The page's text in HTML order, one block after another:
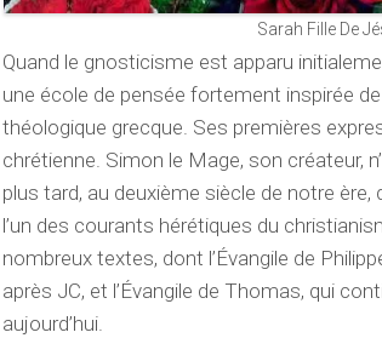
Sarah Fille De
Quand le gnosticisme est apparu
une école de pensée fortement inspirée
théologique grecque. Ses premières
chrétienne. Simon le Mage, son créateur,
plus tard, au deuxième siècle de notre
l’un des courants hérétiques du
nombreux textes, dont l’Évangile de
après JC, et l’Évangile de Thomas, qui
aujourd’hui.